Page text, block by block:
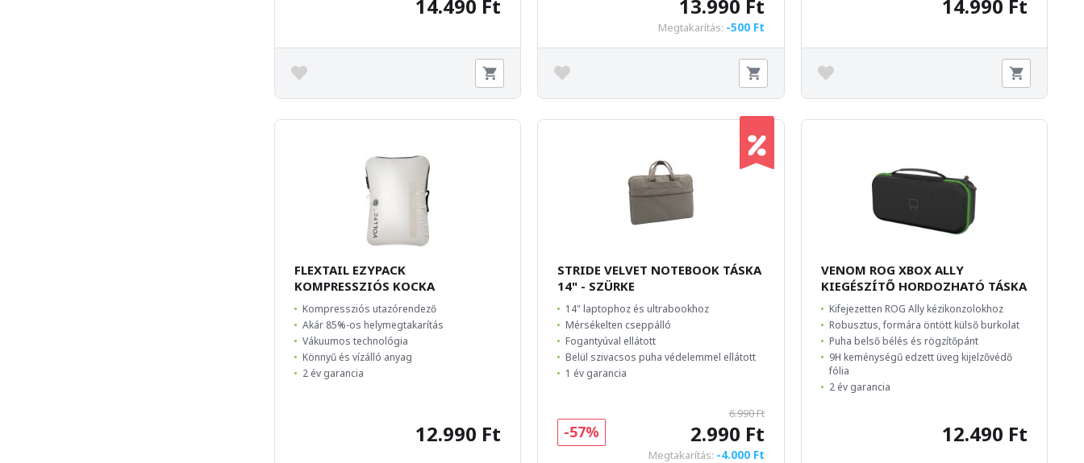
14.490 Ft 13.990 Ft
Megtakarítás: -500 Ft
14.990 Ft
FLEXTAIL EZYPACK
KOMPRESSZIÓS KOCKA
Kompressziós utazórendező
Akár 85%-os helymegtakarítás
Vákuumos technológia
Könnyű és vízálló anyag
2 év garancia
12.990 Ft
STRIDE VELVET NOTEBOOK TÁSKA
14" - SZÜRKE
14" laptophoz és ultrabookhoz
Mérsékelten cseppálló
Fogantyúval ellátott
Belül szivacsos puha védelemmel ellátott
1 év garancia
6.990 Ft
2.990 Ft
Megtakarítás: -4.000 Ft
-57%
VENOM ROG XBOX ALLY
KIEGÉSZÍTŐ HORDOZHATÓ TÁSKA
Kifejezetten ROG Ally kézikonzolokhoz
Robusztus, formára öntött külső burkolat
Puha belső bélés és rögzítőpánt
9H keménységű edzett üveg kijelzővédő
fólia
2 év garancia
12.490 Ft